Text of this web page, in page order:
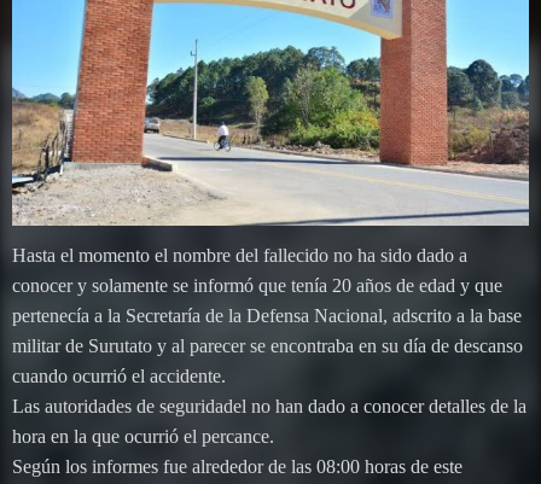
Hasta el momento el nombre del fallecido no ha sido dado a
conocer y solamente se informó que tenía 20 años de edad y que
pertenecía a la Secretaría de la Defensa Nacional, adscrito a la base
militar de Surutato y al parecer se encontraba en su día de descanso
cuando ocurrió el accidente.
Las autoridades de seguridadel no han dado a conocer detalles de la
hora en la que ocurrió el percance.
Según los informes fue alrededor de las 08:00 horas de este